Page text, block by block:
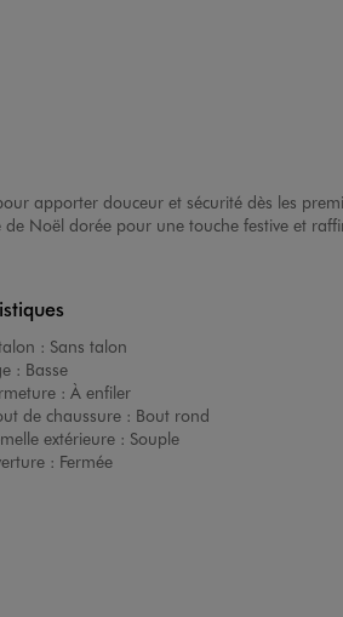
apporter douceur et sécurité dès les
Noël dorée pour une touche festive et
: Sans talon
: Basse
: À enfiler
de chaussure : Bout rond
extérieure : Souple
: Fermée